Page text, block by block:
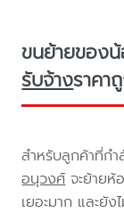
ขนย้ายของน้
รับจ้างราคา
สำหรับลูกค้าที่ก
อนุวงศ์ จะย้าย
เยอะมาก และยัง